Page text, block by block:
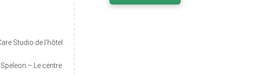
Studio de l’hôtel
– Le centre